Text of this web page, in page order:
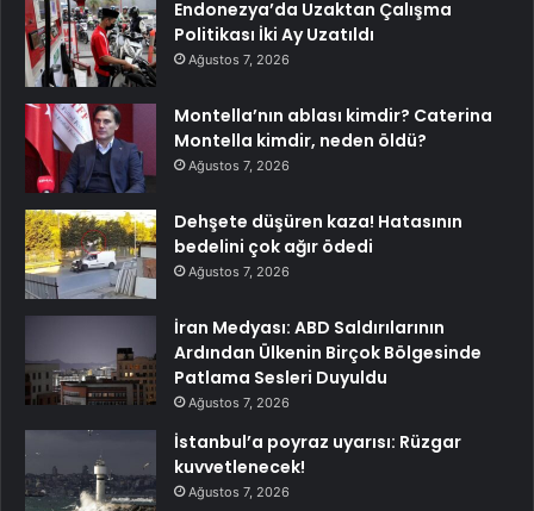
Endonezya’da Uzaktan Çalışma
Politikası İki Ay Uzatıldı
Ağustos 7, 2026
Montella’nın ablası kimdir? Caterina
Montella kimdir, neden öldü?
Ağustos 7, 2026
Dehşete düşüren kaza! Hatasının
bedelini çok ağır ödedi
Ağustos 7, 2026
İran Medyası: ABD Saldırılarının
Ardından Ülkenin Birçok Bölgesinde
Patlama Sesleri Duyuldu
Ağustos 7, 2026
İstanbul’a poyraz uyarısı: Rüzgar
kuvvetlenecek!
Ağustos 7, 2026